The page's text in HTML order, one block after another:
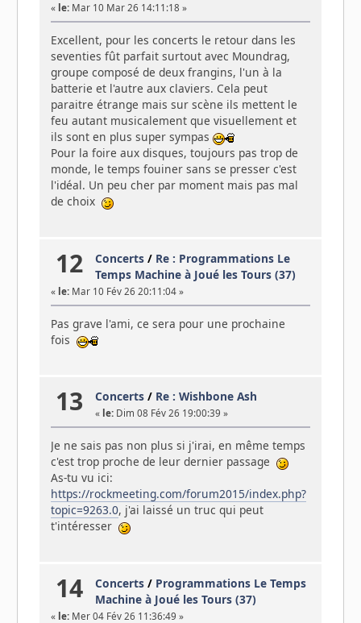
« le:Mar 10 Mar 26 14:11:18 »
Excellent, pour les concerts le retour dans les
seventies fût parfait surtout avec Moundrag,
groupe composé de deux frangins, l'un à la
batterie et l'autre aux claviers. Cela peut
paraitre étrange mais sur scène ils mettent le
feu autant musicalement que visuellement et
ils sont en plus super sympas
Pour la foire aux disques, toujours pas trop de
monde, le temps fouiner sans se presser c'est
l'idéal. Un peu cher par moment mais pas mal
de choix
12 Concerts / Re : Programmations Le
Temps Machine à Joué les Tours (37)
« le:Mar 10 Fév 26 20:11:04 »
Pas grave l'ami, ce sera pour une prochaine
fois
13 Concerts / Re : Wishbone Ash
« le: Dim 08 Fév 26 19:00:39 »
Je ne sais pas non plus si j'irai, en même temps
c'est trop proche de leur dernier passage
As-tu vu ici:
https://rockmeeting.com/forum2015/index.php?
topic=9263.0, j'ai laissé un truc qui peut
t'intéresser
14 Concerts / Programmations Le Temps
Machine à Joué les Tours (37)
« le:Mer 04 Fév 26 11:36:49 »